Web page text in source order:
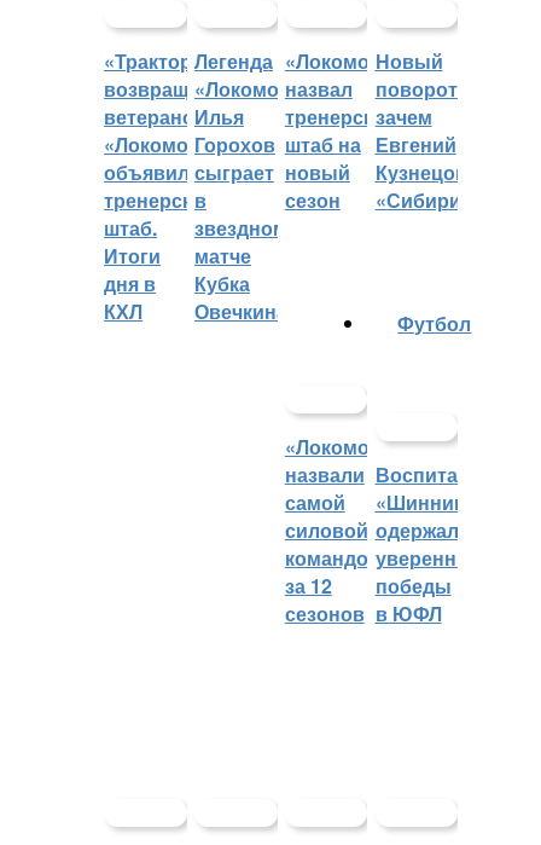
«Трактор»
возвращает
ветеранов,
«Локомотив»
объявил
тренерский
штаб.
Итоги
дня в
КХЛ
Легенда
«Локомотива»
Илья
Горохов
сыграет
в
звездном
матче
Кубка
Овечкина
«Локомотив»
назвал
тренерский
штаб на
новый
сезон
Новый
поворот:
зачем
Евгений
Кузнецов
«Сибири»?
«Локомотив»
назвали
самой
силовой
командой
за 12
сезонов
Футбол
Воспитанники
«Шинника»
одержали
уверенные
победы
в ЮФЛ